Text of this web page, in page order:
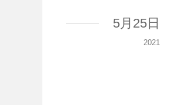
5月25日
2021